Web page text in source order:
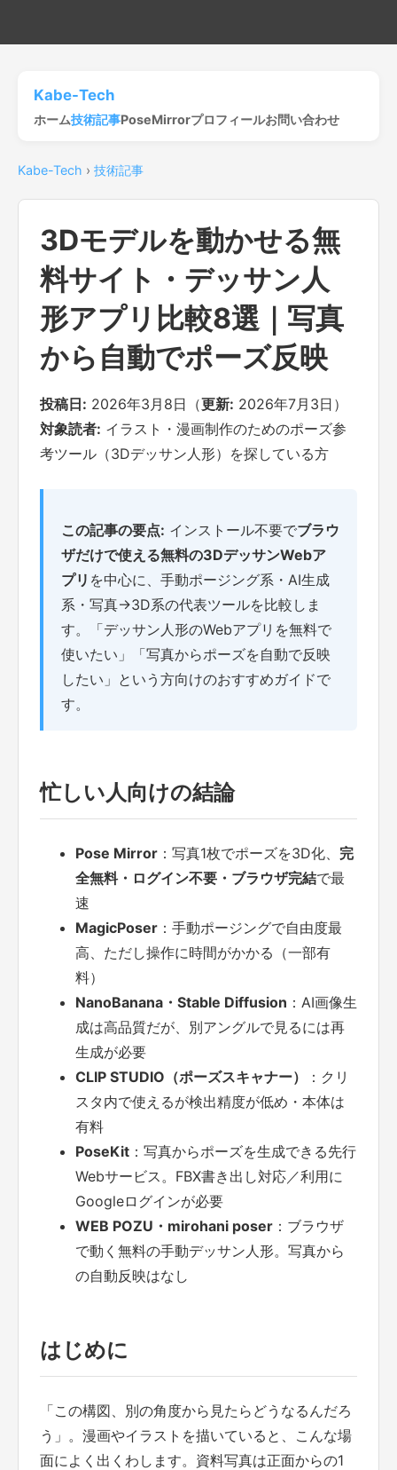
Kabe-Tech
ホーム技術記事PoseMirrorプロフィールお問い合わせ
Kabe-Tech › 技術記事
3Dモデルを動かせる無
料サイト・デッサン人
形アプリ比較8選｜写真
から自動でポーズ反映
投稿日: 2026年3月8日（更新: 2026年7月3日）
対象読者: イラスト・漫画制作のためのポーズ参
考ツール（3Dデッサン人形）を探している方
この記事の要点: インストール不要でブラウ
ザだけで使える無料の3DデッサンWebア
プリ を中心に、手動ポージング系・AI生成
系・写真→3D系の代表ツールを比較しま
す。「デッサン人形のWebアプリを無料で
使いたい」「写真からポーズを自動で反映
したい」という方向けのおすすめガイドで
す。
忙しい人向けの結論
Pose Mirror ：写真1枚でポーズを3D化、 完
全無料・ログイン不要・ブラウザ完結で最
速
MagicPoser ：手動ポージングで自由度最
高、ただし操作に時間がかかる（一部有
料）
NanoBanana・Stable Diffusion ：AI画像生
成は高品質だが、別アングルで見るには再
生成が必要
CLIP STUDIO（ポーズスキャナー）
：クリ
スタ内で使えるが検出精度が低め・本体は
有料
PoseKit ：写真からポーズを生成できる先行
Webサービス。FBX書き出し対応／利用に
Googleログインが必要
WEB POZU・mirohani poser ：ブラウザ
で動く無料の手動デッサン人形。写真から
の自動反映はなし
はじめに
「この構図、別の角度から見たらどうなるんだろ
う」。漫画やイラストを描いていると、こんな場
面によく出くわします。資料写真は正面からの1